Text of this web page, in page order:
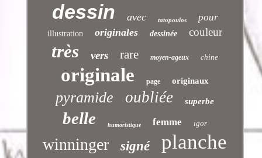
dessin avec tatopoulos pour
illustration originales dessinée couleur
très vers rare moyen-ageux chine
originale page originaux
pyramide oubliée superbe
belle humoristique femme igor
winninger signé planche